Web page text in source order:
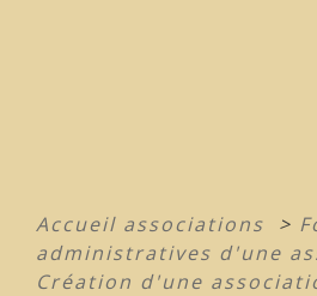
Accueil associations >
administratives d'une
Création d'une